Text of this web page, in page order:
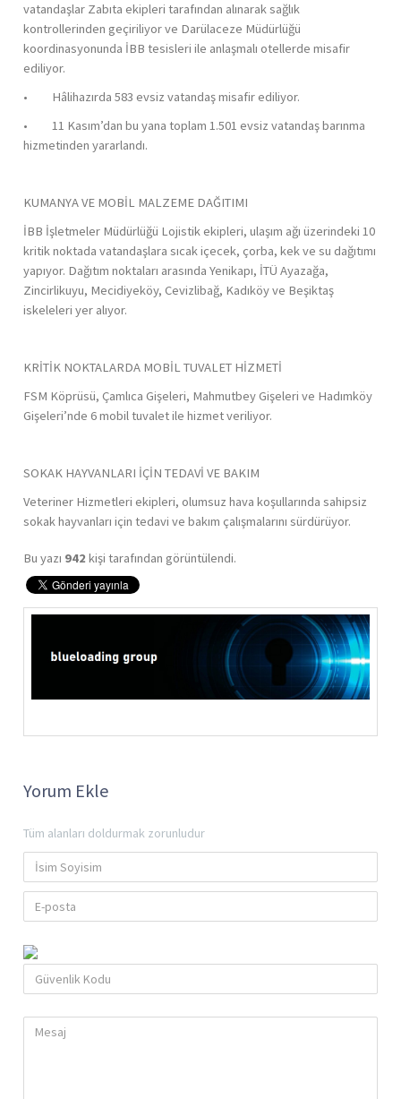
vatandaşlar Zabıta ekipleri tarafından alınarak sağlık
kontrollerinden geçiriliyor ve Darülaceze Müdürlüğü
koordinasyonunda İBB tesisleri ile anlaşmalı otellerde misafir
ediliyor.
• Hâlihazırda 583 evsiz vatandaş misafir ediliyor.
• 11 Kasım’dan bu yana toplam 1.501 evsiz vatandaş barınma
hizmetinden yararlandı.
KUMANYA VE MOBİL MALZEME DAĞITIMI
İBB İşletmeler Müdürlüğü Lojistik ekipleri, ulaşım ağı üzerindeki 10
kritik noktada vatandaşlara sıcak içecek, çorba, kek ve su dağıtımı
yapıyor. Dağıtım noktaları arasında Yenikapı, İTÜ Ayazağa,
Zincirlikuyu, Mecidiyeköy, Cevizlibağ, Kadıköy ve Beşiktaş
iskeleleri yer alıyor.
KRİTİK NOKTALARDA MOBİL TUVALET HİZMETİ
FSM Köprüsü, Çamlıca Gişeleri, Mahmutbey Gişeleri ve Hadımköy
Gişeleri’nde 6 mobil tuvalet ile hizmet veriliyor.
SOKAK HAYVANLARI İÇİN TEDAVİ VE BAKIM
Veteriner Hizmetleri ekipleri, olumsuz hava koşullarında sahipsiz
sokak hayvanları için tedavi ve bakım çalışmalarını sürdürüyor.
Bu yazı 942 kişi tarafından görüntülendi.
Yorum Ekle
Tüm alanları doldurmak zorunludur